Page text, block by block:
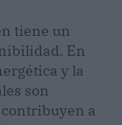
tiene un
En
y la
son
a